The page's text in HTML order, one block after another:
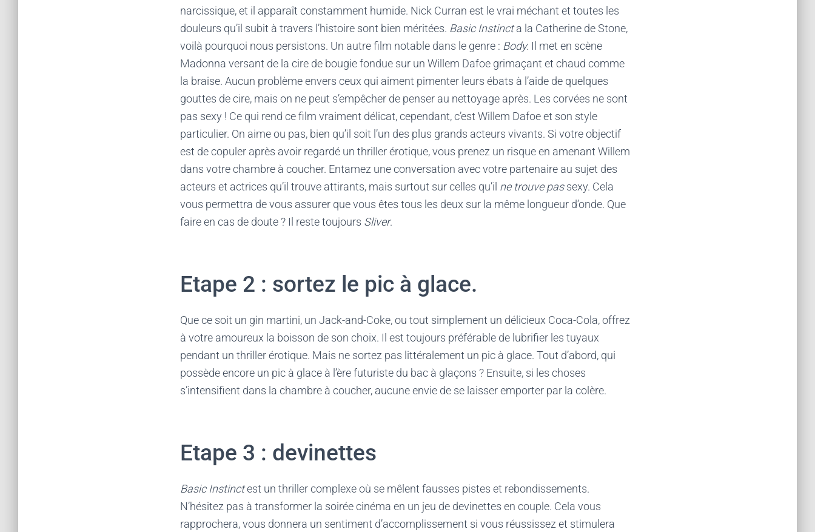
narcissique, et il apparaît constamment humide. Nick Curran est le vrai méchant et toutes les
douleurs qu’il subit à travers l’histoire sont bien méritées. Basic Instincta la Catherine de Stone,
voilà pourquoi nous persistons. Un autre film notable dans le genre : Body. Il met en scène
Madonna versant de la cire de bougie fondue sur un Willem Dafoe grimaçant et chaud comme
la braise. Aucun problème envers ceux qui aiment pimenter leurs ébats à l’aide de quelques
gouttes de cire, mais on ne peut s’empêcher de penser au nettoyage après. Les corvées ne sont
pas sexy ! Ce qui rend ce film vraiment délicat, cependant, c’est Willem Dafoe et son style
particulier. On aime ou pas, bien qu’il soit l’un des plus grands acteurs vivants. Si votre objectif
est de copuler après avoir regardé un thriller érotique, vous prenez un risque en amenant Willem
dans votre chambre à coucher. Entamez une conversation avec votre partenaire au sujet des
acteurs et actrices qu’il trouve attirants, mais surtout sur celles qu’il ne trouve passexy. Cela
vous permettra de vous assurer que vous êtes tous les deux sur la même longueur d’onde. Que
faire en cas de doute ? Il reste toujours Sliver.
Etape 2 : sortez le pic à glace.
Que ce soit un gin martini, un Jack-and-Coke, ou tout simplement un délicieux Coca-Cola, offrez
à votre amoureux la boisson de son choix. Il est toujours préférable de lubrifier les tuyaux
pendant un thriller érotique. Mais ne sortez pas littéralement un pic à glace. Tout d’abord, qui
possède encore un pic à glace à l’ère futuriste du bac à glaçons ? Ensuite, si les choses
s’intensifient dans la chambre à coucher, aucune envie de se laisser emporter par la colère.
Etape 3 : devinettes
Basic Instinctest un thriller complexe où se mêlent fausses pistes et rebondissements.
N’hésitez pas à transformer la soirée cinéma en un jeu de devinettes en couple. Cela vous
rapprochera, vous donnera un sentiment d’accomplissement si vous réussissez et stimulera